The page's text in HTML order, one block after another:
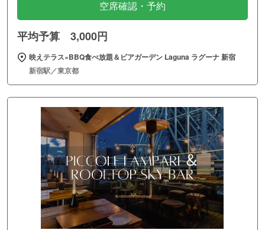
空席確認・予約
平均予算 3,000円
映えテラス×BBQ食べ放題＆ビアガーデン Laguna ラグーナ 新宿
新宿駅／東京都